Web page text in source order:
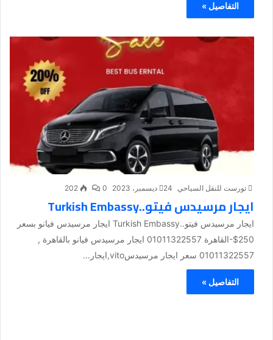
التفاصيل »
تورست للنقل السياحي 24 ديسمبر، 2023 0
202
ايجار مرسيدس فيتو..Turkish Embassy
ايجار مرسيدس فيتو..Turkish Embassy ايجار مرسيدس فيانو بسعر
250$-القاهرة 01011322557 ايجار مرسيدس فيانو بالقاهرة ,
01011322557 سعر ايجار مرسيدسvito,ايجار...
التفاصيل »